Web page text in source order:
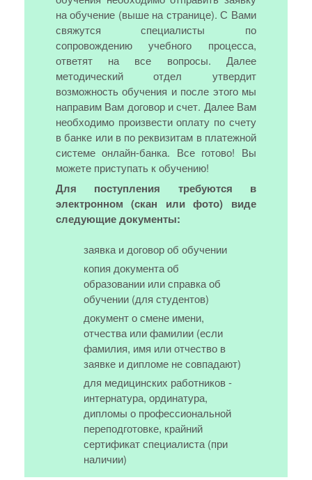
на обучение (выше на странице). С Вами
свяжутся специалисты по
сопровождению учебного процесса,
ответят на все вопросы. Далее
методический отдел утвердит
возможность обучения и после этого мы
направим Вам договор и счет. Далее Вам
необходимо произвести оплату по счету
в банке или в по реквизитам в платежной
системе онлайн-банка. Все готово! Вы
можете приступать к обучению!
Для поступления требуются в
электронном (скан или фото) виде
следующие документы:
заявка и договор об обучении
копия документа об
образовании или справка об
обучении (для студентов)
документ о смене имени,
отчества или фамилии (если
фамилия, имя или отчество в
заявке и дипломе не совпадают)
для медицинских работников -
интернатура, ординатура,
дипломы о профессиональной
переподготовке, крайний
сертификат специалиста (при
наличии)